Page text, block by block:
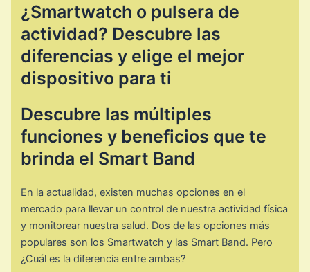
¿Smartwatch o pulsera de
actividad? Descubre las
diferencias y elige el mejor
dispositivo para ti
Descubre las múltiples
funciones y beneficios que te
brinda el Smart Band
En la actualidad, existen muchas opciones en el
mercado para llevar un control de nuestra actividad física
y monitorear nuestra salud. Dos de las opciones más
populares son los Smartwatch y las Smart Band. Pero
¿Cuál es la diferencia entre ambas?